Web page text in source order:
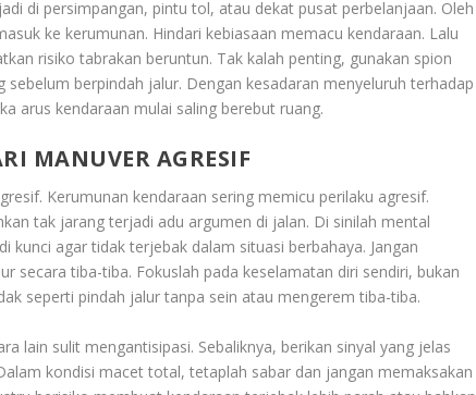
di persimpangan, pintu tol, atau dekat pusat perbelanjaan. Oleh
ke kerumunan. Hindari kebiasaan memacu kendaraan. Lalu
risiko tabrakan beruntun. Tak kalah penting, gunakan spion
berpindah jalur. Dengan kesadaran menyeluruh terhadap
arus kendaraan mulai saling berebut ruang.
MANUVER AGRESIF
. Kerumunan kendaraan sering memicu perilaku agresif.
tak jarang terjadi adu argumen di jalan. Di sinilah mental
kunci agar tidak terjebak dalam situasi berbahaya. Jangan
secara tiba-tiba. Fokuslah pada keselamatan diri sendiri, bukan
seperti pindah jalur tanpa sein atau mengerem tiba-tiba.
lain sulit mengantisipasi. Sebaliknya, berikan sinyal yang jelas
kondisi macet total, tetaplah sabar dan jangan memaksakan